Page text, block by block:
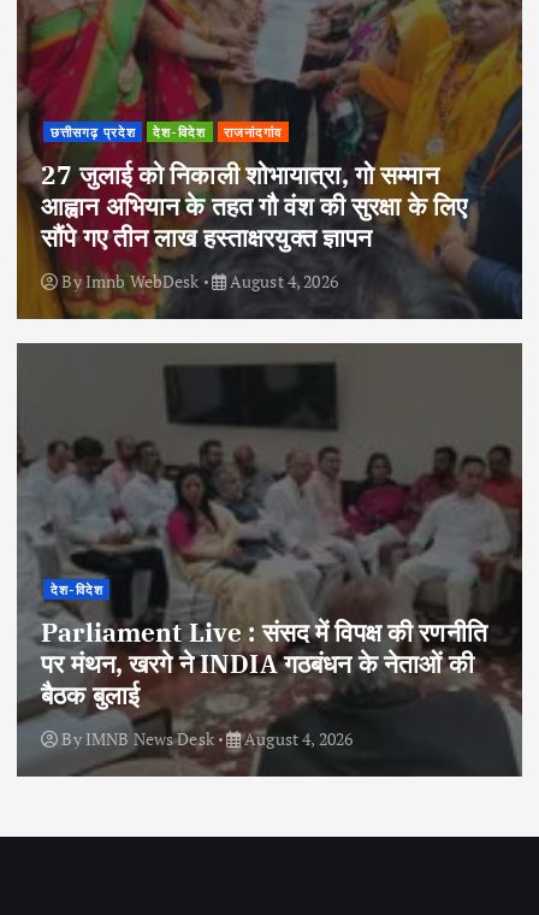
छत्तीसगढ़ प्रदेश देश-विदेश राजनांदगांव
27 जुलाई को निकाली शोभायात्रा, गो सम्मान
आह्वान अभियान के तहत गौ वंश की सुरक्षा के लिए
सौंपे गए तीन लाख हस्ताक्षरयुक्त ज्ञापन
ByImnb WebDesk August 4, 2026
देश-विदेश
Parliament Live : संसद में विपक्ष की रणनीति
पर मंथन, खरगे ने INDIA गठबंधन के नेताओं की
बैठक बुलाई
ByIMNB News Desk August 4, 2026